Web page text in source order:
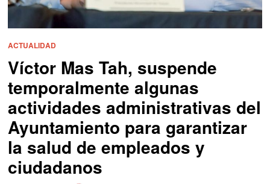
ACTUALIDAD
Víctor Mas Tah, suspende
temporalmente algunas
actividades administrativas del
Ayuntamiento para garantizar
la salud de empleados y
ciudadanos